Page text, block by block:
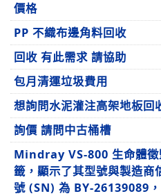
價格
PP 不織布邊角料回收
回收 有此需求 請協助
包月清運垃圾費用
想詢問水泥灌注高架地板回
詢價 請問中古桶槽
Mindray VS-800 生命體徵
籤，顯示了其型號與製造商
號 (SN) 為 BY-26139089